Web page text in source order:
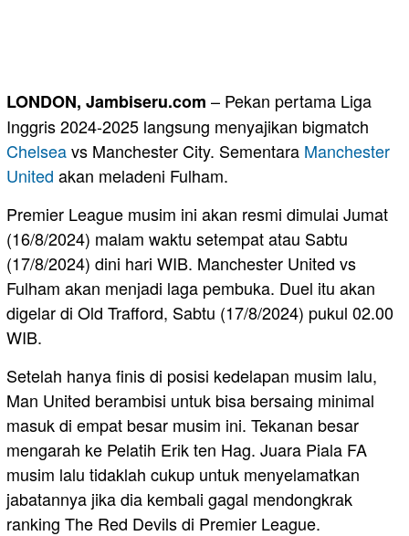
LONDON, Jambiseru.com – Pekan pertama Liga
Inggris 2024-2025 langsung menyajikan bigmatch
Chelseavs Manchester City. Sementara Manchester
United akan meladeni Fulham.
Premier League musim ini akan resmi dimulai Jumat
(16/8/2024) malam waktu setempat atau Sabtu
(17/8/2024) dini hari WIB. Manchester United vs
Fulham akan menjadi laga pembuka. Duel itu akan
digelar di Old Trafford, Sabtu (17/8/2024) pukul 02.00
WIB.
Setelah hanya finis di posisi kedelapan musim lalu,
Man United berambisi untuk bisa bersaing minimal
masuk di empat besar musim ini. Tekanan besar
mengarah ke Pelatih Erik ten Hag. Juara Piala FA
musim lalu tidaklah cukup untuk menyelamatkan
jabatannya jika dia kembali gagal mendongkrak
ranking The Red Devils di Premier League.